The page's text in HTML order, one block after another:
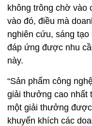
không trông chờ vào
vào đó, điều mà
nghiên cứu, sáng
đáp ứng được nhu
này.
“Sản phẩm công
giải thưởng cao nhất
một giải thưởng
khuyến khích các